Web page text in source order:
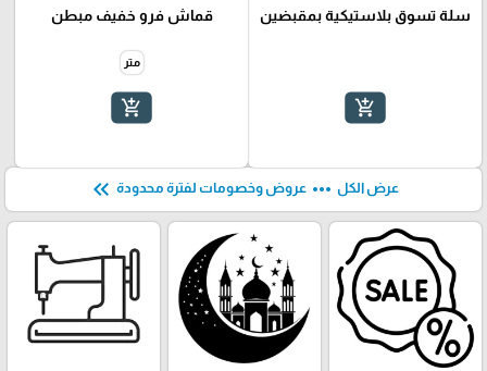
سلة تسوق بلاستيكية بمقبضين
add_shopping_cart
قماش فرو خفيف مبطن
متر
add_shopping_cart
عرض الكل more_horiz عروض وخصومات لفترة محدودة keyboard_double_arrow_left